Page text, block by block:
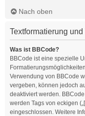
Nach oben
Textformatierung
Was ist BBCode?
BBCode ist eine spezielle
Verwendung von BBCode
vergeben, können jedoch
deaktiviert werden.
werden Tags von eckigen
eingeschlossen. Weitere